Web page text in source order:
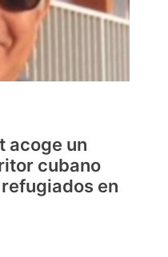
acoge un
cubano
en